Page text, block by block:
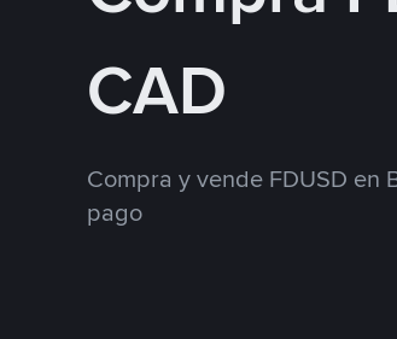
CAD
Compra y vende FDUSD en
pago